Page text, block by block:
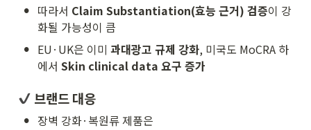
• 따라서 Claim Substantiation(효능 근거) 검증이 강
화될 가능성이 큼
• EU·UK은 이미 과대광고 규제 강화, 미국도 MoCRA 하
에서 Skin clinical data 요구 증가
브랜드 대응
• 장벽 강화·복원류 제품은